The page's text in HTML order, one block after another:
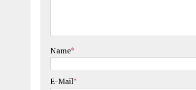
Name*
E-Mail*